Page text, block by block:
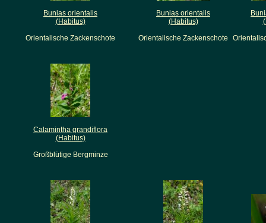
Bunias orientalis
(Habitus)
Orientalische Zackenschote
Bunias orientalis
(Habitus)
Orientalische Zackenschote
Calamintha grandiflora
(Habitus)
Großblütige Bergminze